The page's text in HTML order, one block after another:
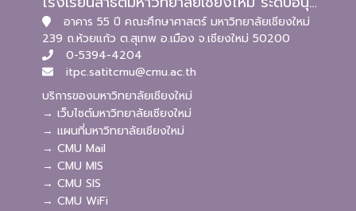
อาคาร 55 ปี คณะศึกษาศาสตร์ มหาวิทยาลัยเชียงใหม่
239 ถ.ห้วยแก้ว ต.สุเทพ อ.เมือง จ.เชียงใหม่ 50200
0-5394-4204
itpc.satitcmu@cmu.ac.th
บริการของมหาวิทยาลัยเชียงใหม่
→ เว็บไซต์มหาวิทยาลัยเชียงใหม่
→ แผนที่มหาวิทยาลัยเชียงใหม่
→ CMU Mail
→ CMU MIS
→ CMU SIS
→ CMU WiFi